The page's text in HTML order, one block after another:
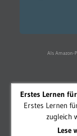
Als Amazon-
Erstes Lernen
Erstes Lernen
zugleich
Lese